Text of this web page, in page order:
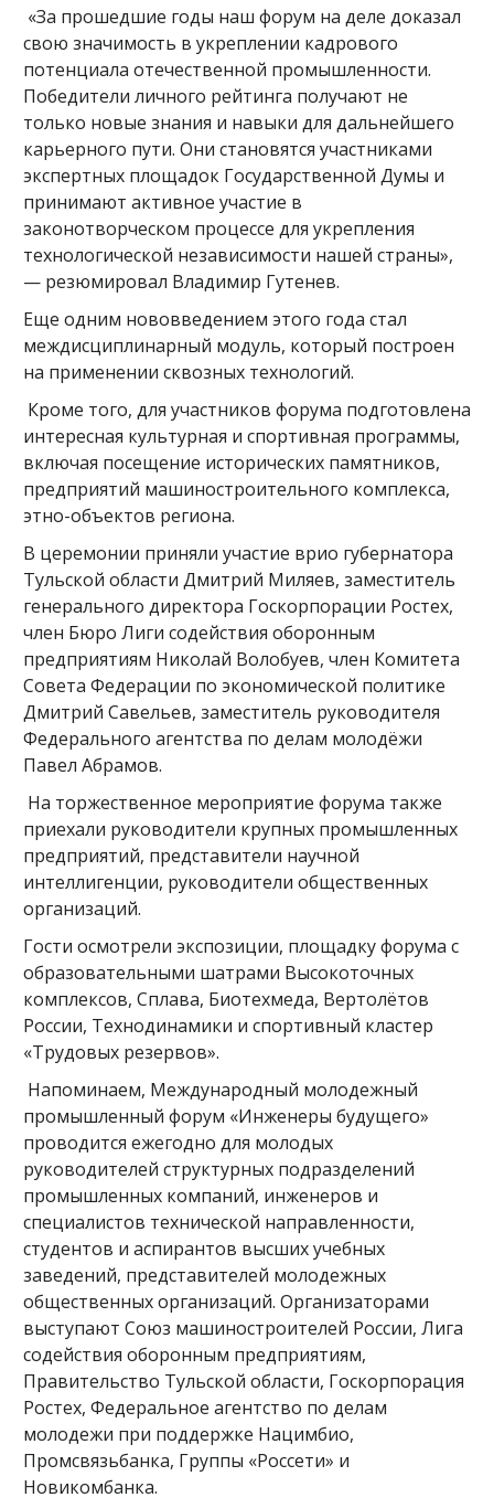
«За прошедшие годы наш форум на деле доказал
свою значимость в укреплении кадрового
потенциала отечественной промышленности.
Победители личного рейтинга получают не
только новые знания и навыки для дальнейшего
карьерного пути. Они становятся участниками
экспертных площадок Государственной Думы и
принимают активное участие в
законотворческом процессе для укрепления
технологической независимости нашей страны»,
— резюмировал Владимир Гутенев.
Еще одним нововведением этого года стал
междисциплинарный модуль, который построен
на применении сквозных технологий.
Кроме того, для участников форума подготовлена
интересная культурная и спортивная программы,
включая посещение исторических памятников,
предприятий машиностроительного комплекса,
этно-объектов региона.
В церемонии приняли участие врио губернатора
Тульской области Дмитрий Миляев, заместитель
генерального директора Госкорпорации Ростех,
член Бюро Лиги содействия оборонным
предприятиям Николай Волобуев, член Комитета
Совета Федерации по экономической политике
Дмитрий Савельев, заместитель руководителя
Федерального агентства по делам молодёжи
Павел Абрамов.
На торжественное мероприятие форума также
приехали руководители крупных промышленных
предприятий, представители научной
интеллигенции, руководители общественных
организаций.
Гости осмотрели экспозиции, площадку форума с
образовательными шатрами Высокоточных
комплексов, Сплава, Биотехмеда, Вертолётов
России, Технодинамики и спортивный кластер
«Трудовых резервов».
Напоминаем, Международный молодежный
промышленный форум «Инженеры будущего»
проводится ежегодно для молодых
руководителей структурных подразделений
промышленных компаний, инженеров и
специалистов технической направленности,
студентов и аспирантов высших учебных
заведений, представителей молодежных
общественных организаций. Организаторами
выступают Союз машиностроителей России, Лига
содействия оборонным предприятиям,
Правительство Тульской области, Госкорпорация
Ростех, Федеральное агентство по делам
молодежи при поддержке Нацимбио,
Промсвязьбанка, Группы «Россети» и
Новикомбанка.